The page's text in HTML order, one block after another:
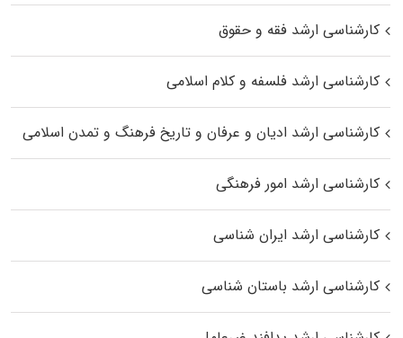
کارشناسی ارشد فقه و حقوق
کارشناسی ارشد فلسفه و کلام اسلامی
کارشناسی ارشد ادیان و عرفان و تاریخ فرهنگ و تمدن اسلامی
کارشناسی ارشد امور فرهنگی
کارشناسی ارشد ایران شناسی
کارشناسی ارشد باستان شناسی